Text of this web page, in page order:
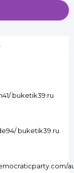
buketik39.ru
buketik39.ru